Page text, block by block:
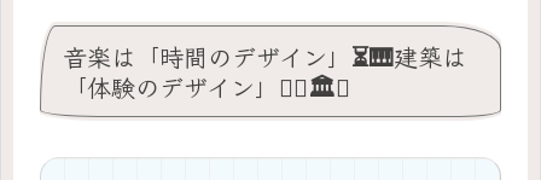
音楽は「時間のデザイン」⏳🎹建築は
「体験のデザイン」🚶‍♂️🏛️✨